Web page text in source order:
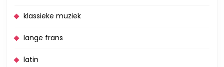
klassieke muziek
lange frans
latin